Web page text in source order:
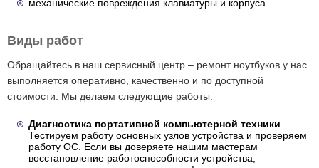
механические повреждения клавиатуры и корпуса.
Виды работ
Обращайтесь в наш сервисный центр – ремонт ноутбуков у нас
выполняется оперативно, качественно и по доступной
стоимости. Мы делаем следующие работы:
Диагностика портативной компьютерной техники
Тестируем работу основных узлов устройства и проверяем
работу ОС. Если вы доверяете нашим мастерам
восстановление работоспособности устройства,